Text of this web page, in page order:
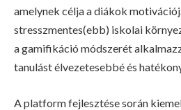
amelynek célja a diákok
stresszmentes(ebb) iskolai
a gamifikáció módszerét
tanulást élvezetesebbé és
A platform fejlesztése során